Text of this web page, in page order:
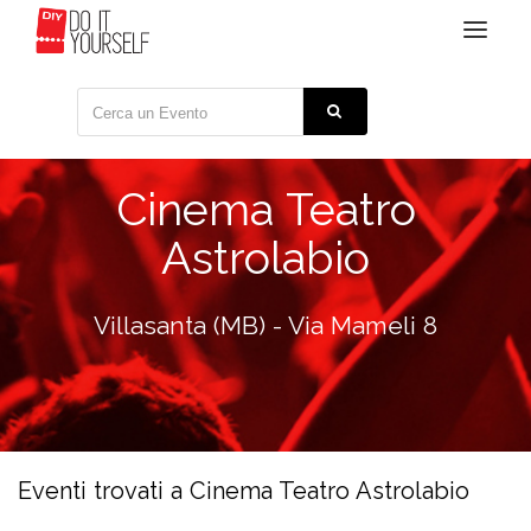
Toggle
Cinema Teatro
Astrolabio
Villasanta (MB) - Via Mameli 8
Eventi trovati a Cinema Teatro Astrolabio